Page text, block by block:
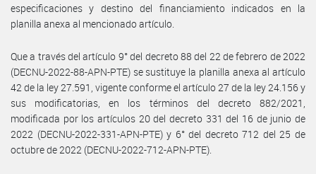
especificaciones y destino del financiamiento indicados en la
planilla anexa al mencionado artículo.
Que a través del artículo 9° del decreto 88 del 22 de febrero de 2022
(DECNU-2022-88-APN-PTE) se sustituye la planilla anexa al artículo
42 de la ley 27.591, vigente conforme el artículo 27 de la ley 24.156 y
sus modificatorias, en los términos del decreto 882/2021,
modificada por los artículos 20 del decreto 331 del 16 de junio de
2022 (DECNU-2022-331-APN-PTE) y 6° del decreto 712 del 25 de
octubre de 2022 (DECNU-2022-712-APN-PTE).